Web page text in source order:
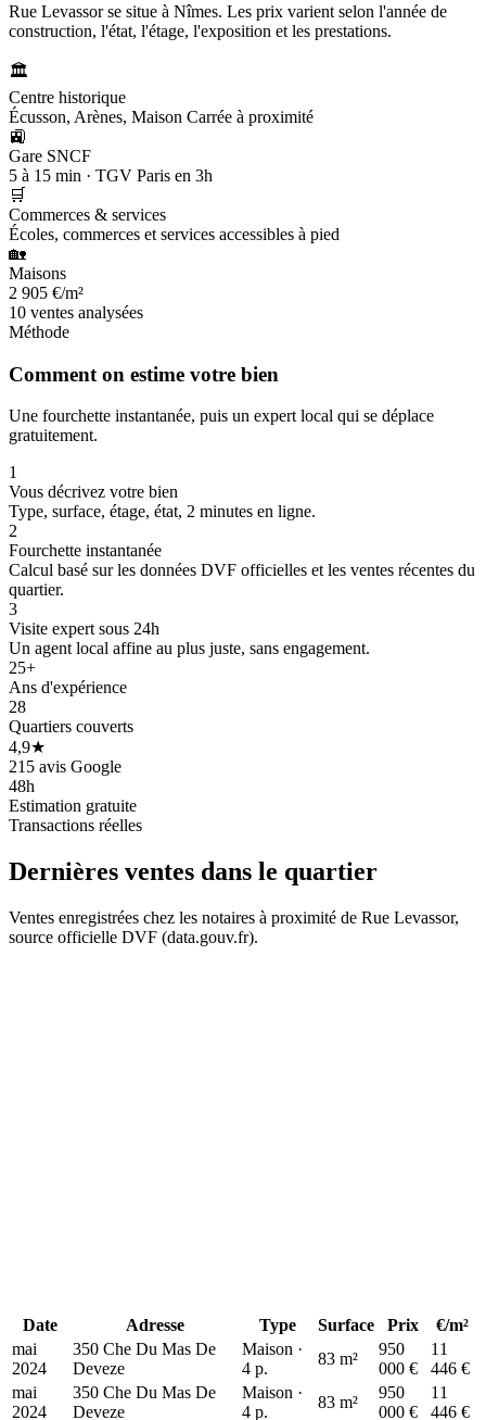
Rue Levassor se situe à Nîmes. Les prix varient selon l'année de
construction, l'état, l'étage, l'exposition et les prestations.
🏛️
Centre historique
Écusson, Arènes, Maison Carrée à proximité
🚉
Gare SNCF
5 à 15 min · TGV Paris en 3h
🛒
Commerces & services
Écoles, commerces et services accessibles à pied
🏡
Maisons
2 905 €/m²
10 ventes analysées
Méthode
Comment on estime votre bien
Une fourchette instantanée, puis un expert local qui se déplace
gratuitement.
1
Vous décrivez votre bien
Type, surface, étage, état, 2 minutes en ligne.
2
Fourchette instantanée
Calcul basé sur les données DVF officielles et les ventes récentes du
quartier.
3
Visite expert sous 24h
Un agent local affine au plus juste, sans engagement.
25+
Ans d'expérience
28
Quartiers couverts
4,9★
215 avis Google
48h
Estimation gratuite
Transactions réelles
Dernières ventes dans le quartier
Ventes enregistrées chez les notaires à proximité de Rue Levassor,
source officielle DVF (data.gouv.fr).
201 k€
Date Adresse Type Surface Prix
€/m²
mai
2024
350 Che Du Mas De
Deveze
Maison ·
4 p.
83 m²
950
000 €
11
446 €
mai
2024
350 Che Du Mas De
Deveze
Maison ·
4 p.
83 m²
950
000 €
11
446 €